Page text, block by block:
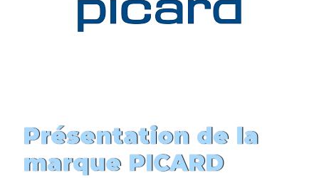
Présentation de la
marque PICARD